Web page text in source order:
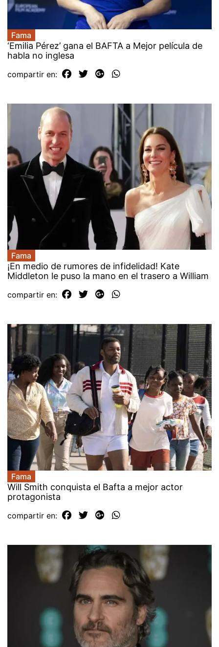
Fama
‘Emilia Pérez’ gana el BAFTA a Mejor película de
habla no inglesa
compartir en:
Fama
¡En medio de rumores de infidelidad! Kate
Middleton le puso la mano en el trasero a William
compartir en:
Fama
Will Smith conquista el Bafta a mejor actor
protagonista
compartir en: